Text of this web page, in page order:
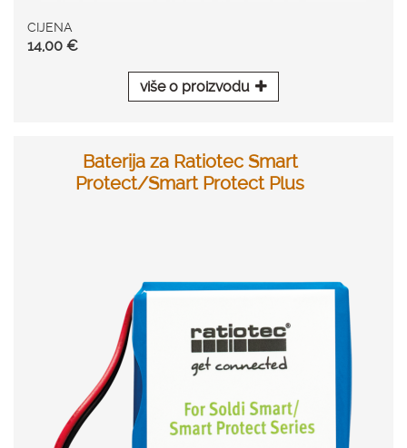
CIJENA
14,00 €
više o proizvodu
Baterija za Ratiotec Smart
Protect/Smart Protect Plus